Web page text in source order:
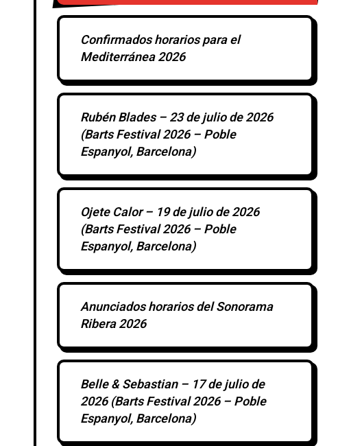
Confirmados horarios para el
Mediterránea 2026
Rubén Blades – 23 de julio de 2026
(Barts Festival 2026 – Poble
Espanyol, Barcelona)
Ojete Calor – 19 de julio de 2026
(Barts Festival 2026 – Poble
Espanyol, Barcelona)
Anunciados horarios del Sonorama
Ribera 2026
Belle & Sebastian – 17 de julio de
2026 (Barts Festival 2026 – Poble
Espanyol, Barcelona)